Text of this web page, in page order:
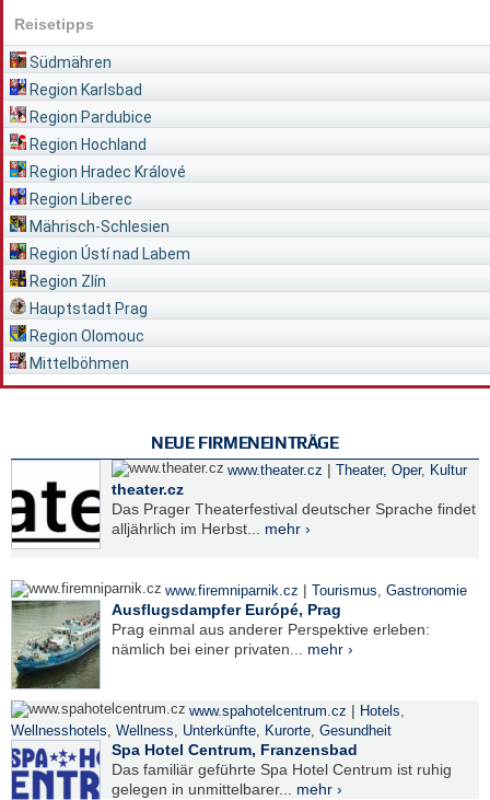
Reisetipps
Südmähren
Region Karlsbad
Region Pardubice
Region Hochland
Region Hradec Králové
Region Liberec
Mährisch-Schlesien
Region Ústí nad Labem
Region Zlín
Hauptstadt Prag
Region Olomouc
Mittelböhmen
NEUE FIRMENEINTRÄGE
www.theater.cz | Theater, Oper, Kultur
theater.cz
Das Prager Theaterfestival deutscher Sprache findet
alljährlich im Herbst... mehr ›
www.firemniparnik.cz | Tourismus, Gastronomie
Ausflugsdampfer Európé, Prag
Prag einmal aus anderer Perspektive erleben:
nämlich bei einer privaten... mehr ›
www.spahotelcentrum.cz | Hotels,
Wellnesshotels, Wellness, Unterkünfte, Kurorte, Gesundheit
Spa Hotel Centrum, Franzensbad
Das familiär geführte Spa Hotel Centrum ist ruhig
gelegen in unmittelbarer... mehr ›